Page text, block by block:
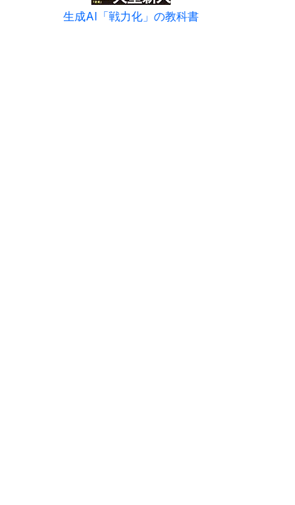
生成AI「戦力化」の教科書